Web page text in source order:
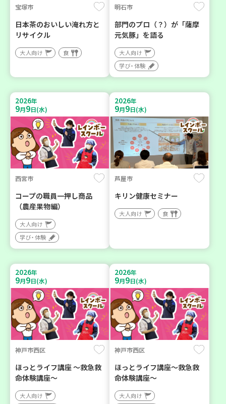
宝塚市
日本茶のおいしい淹れ方と
リサイクル
大人向け 食
明石市
部門のプロ（？）が「薩摩
元気豚」を語る
大人向け
学び・体験
2026年
9月9日(水)
西宮市
コープの職員一押し商品
（農産果物編）
大人向け
学び・体験
2026年
9月9日(水)
芦屋市
キリン健康セミナー
大人向け 食
2026年
9月9日(水)
神戸市西区
ほっとライフ講座 ～救急救
命体験講座～
大人向け
2026年
9月9日(水)
神戸市西区
ほっとライフ講座～救急救
命体験講座～
大人向け